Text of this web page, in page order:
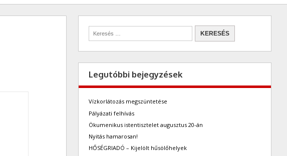
Legutóbbi bejegyzések
Vízkorlátozás megszüntetése
Pályázati felhívás
Ökumenikus istentisztelet augusztus 20-án
Nyitás hamarosan!
HŐSÉGRIADÓ – Kijelölt hűsölőhelyek